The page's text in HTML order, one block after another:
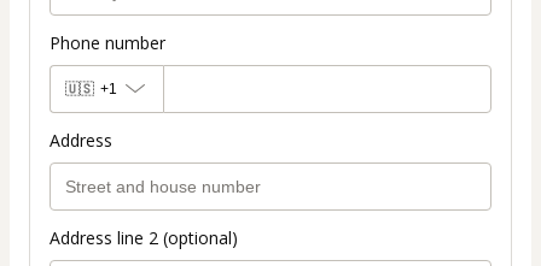
Phone number
🇺🇸 +1
Address
Address line 2 (optional)